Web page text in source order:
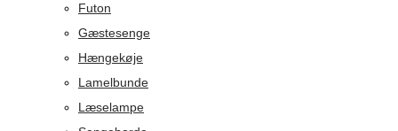
Futon
Gæstesenge
Hængekøje
Lamelbunde
Læselampe